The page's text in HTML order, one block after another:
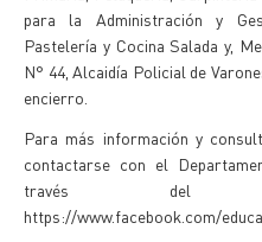
para la Administración y
Pastelería y Cocina Salada y,
N° 44, Alcaidía Policial de
encierro.
Para más información y
contactarse con el
través del
https://www.facebook.com/